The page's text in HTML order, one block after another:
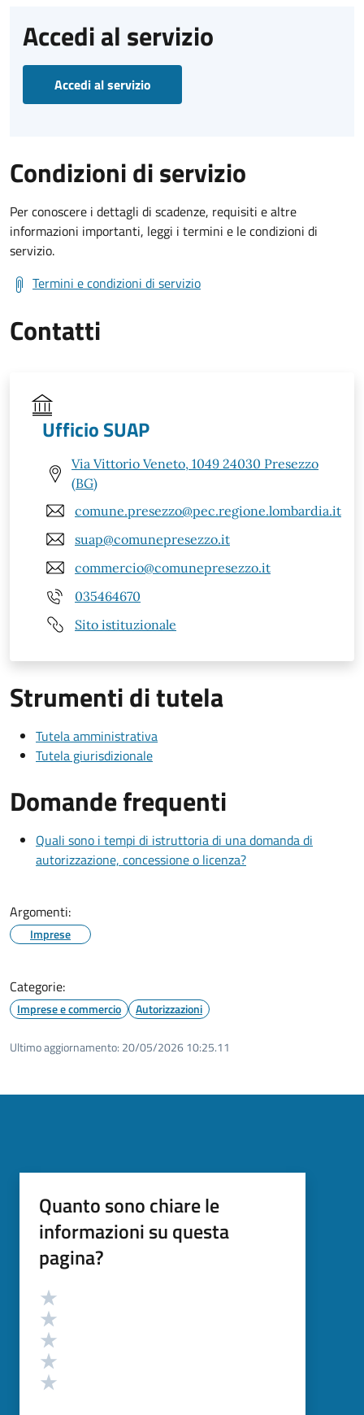
Accedi al servizio
Accedi al servizio
Condizioni di servizio
Per conoscere i dettagli di scadenze, requisiti e altre
informazioni importanti, leggi i termini e le condizioni di
servizio.
Termini e condizioni di servizio
Contatti
Ufficio SUAP
Via Vittorio Veneto, 1049 24030 Presezzo
(BG)
comune.presezzo@pec.regione.lombardia.it
suap@comunepresezzo.it
commercio@comunepresezzo.it
035464670
Sito istituzionale
Strumenti di tutela
Tutela amministrativa
Tutela giurisdizionale
Domande frequenti
Quali sono i tempi di istruttoria di una domanda di
autorizzazione, concessione o licenza?
Argomenti:
Imprese
Categorie:
Imprese e commercio Autorizzazioni
Ultimo aggiornamento: 20/05/2026 10:25.11
Quanto sono chiare le
informazioni su questa
pagina?
Valutazione